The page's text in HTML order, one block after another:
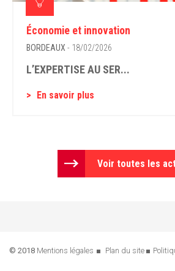
Économie et innovation
BORDEAUX - 18/02/2026
L’EXPERTISE AU SER...
En savoir plus
Voir toutes les
© 2018 Mentions légales Plan du site